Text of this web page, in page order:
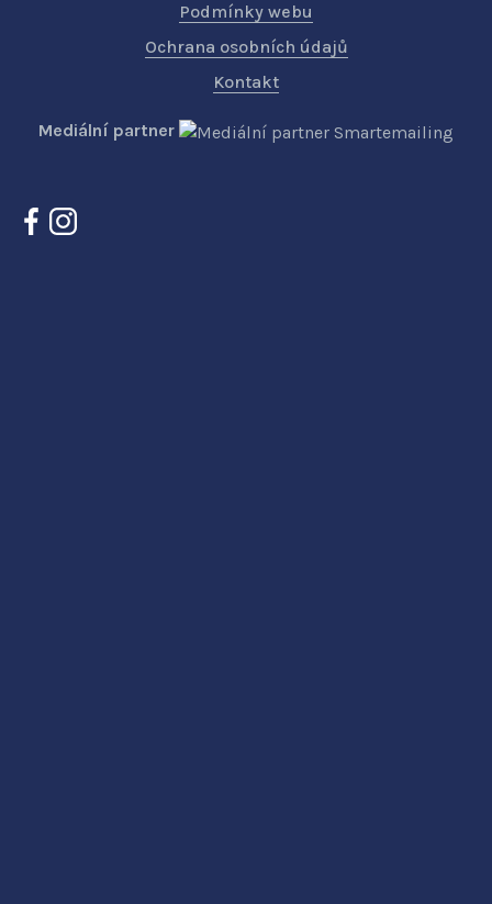
Podmínky webu
Ochrana osobních údajů
Kontakt
Mediální partner